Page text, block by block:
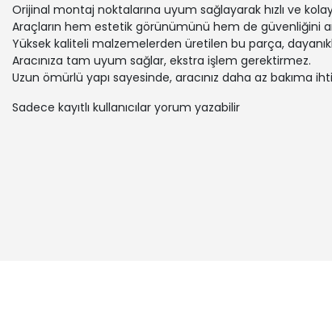
Orijinal montaj noktalarına uyum sağlayarak hızlı ve
Araçların hem estetik görünümünü hem de güvenliğini
Yüksek kaliteli malzemelerden üretilen bu parça,
Aracınıza tam uyum sağlar, ekstra işlem gerektirmez.
Uzun ömürlü yapı sayesinde, aracınız daha az bakıma
Sadece kayıtlı kullanıcılar yorum yazabilir